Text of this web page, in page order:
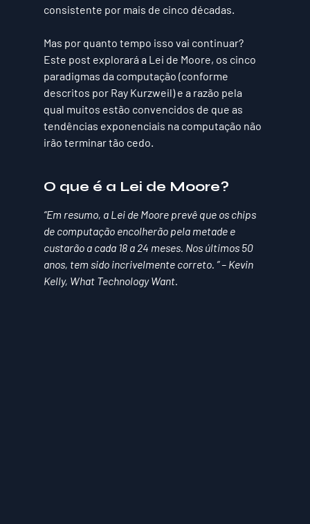
consistente por mais de cinco décadas.
Mas por quanto tempo isso vai continuar?
Este post explorará a Lei de Moore, os cinco
paradigmas da computação (conforme
descritos por Ray Kurzweil) e a razão pela
qual muitos estão convencidos de que as
tendências exponenciais na computação não
irão terminar tão cedo.
O que é a Lei de Moore?
“Em resumo, a Lei de Moore prevê que os chips
de computação encolherão pela metade e
custarão a cada 18 a 24 meses. Nos últimos 50
anos, tem sido incrivelmente correto. ” – Kevin
Kelly, What Technology Want.